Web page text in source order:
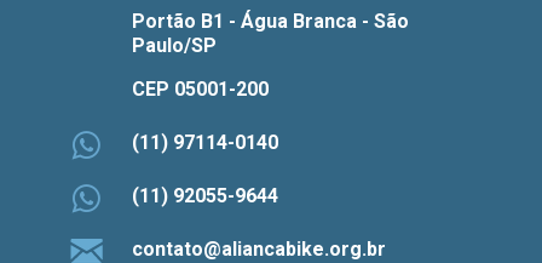
Portão B1 - Água Branca - São
Paulo/SP
CEP 05001-200
(11) 97114-0140
(11) 92055-9644
contato@aliancabike.org.br